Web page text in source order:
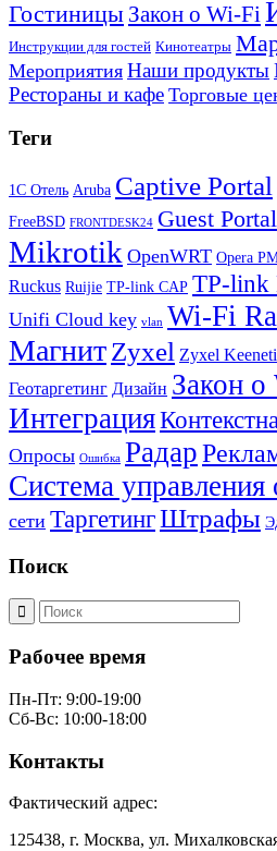
Гостиницы Закон о Wi-Fi
Инструкции для гостей Кинотеатры
Мероприятия Наши продукты
Рестораны и кафе Торговые
Теги
1С Отель Aruba Captive Portal
FreeBSD FRONTDESK24 Guest Portal
Mikrotik OpenWRT Opera
Ruckus Ruijie TP-link CAP TP-link
Unifi Cloud key vlan Wi-Fi
МагнитZyxel Zyxel
Геотаргетинг Дизайн Закон
Интеграция
Опросы Ошибка Радар
Система управления
сети ТаргетингШтрафы
Поиск
Рабочее время
Пн-Пт: 9:00-19:00
Сб-Вс: 10:00-18:00
Контакты
Фактический адрес:
125438, г. Москва, ул.